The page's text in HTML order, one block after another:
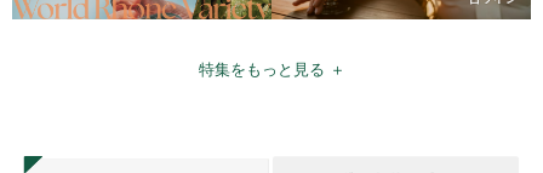
特集をもっと見る ＋